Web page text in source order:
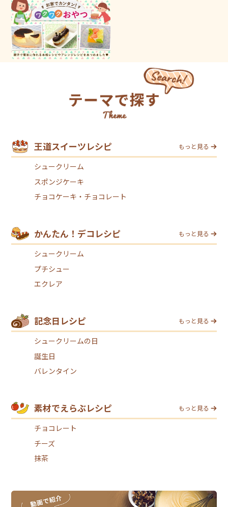
王道スイーツレシピ もっと見る
シュークリーム
スポンジケーキ
チョコケーキ・チョコレート
かんたん！デコレシピ もっと見る
シュークリーム
プチシュー
エクレア
記念日レシピ もっと見る
シュークリームの日
誕生日
バレンタイン
素材でえらぶレシピ もっと見る
チョコレート
チーズ
抹茶